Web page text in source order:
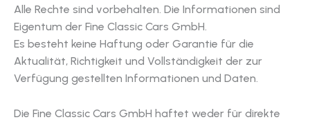
Alle Rechte sind vorbehalten. Die Informationen sind
Eigentum der Fine Classic Cars GmbH.
Es besteht keine Haftung oder Garantie für die
Aktualität, Richtigkeit und Vollständigkeit der zur
Verfügung gestellten Informationen und Daten.
Die Fine Classic Cars GmbH haftet weder für direkte